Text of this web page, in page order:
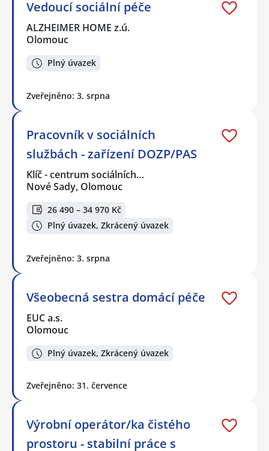
Vedoucí sociální péče
ALZHEIMER HOME z.ú.
Olomouc
Plný úvazek
Zveřejněno: 3. srpna
Pracovník v sociálních
službách - zařízení DOZP/PAS
Klíč - centrum sociálních…
Nové Sady, Olomouc
26 490 – 34 970 Kč
Plný úvazek, Zkrácený úvazek
Zveřejněno: 3. srpna
Všeobecná sestra domácí péče
EUC a.s.
Olomouc
Plný úvazek, Zkrácený úvazek
Zveřejněno: 31. července
Výrobní operátor/ka čistého
prostoru - stabilní práce s